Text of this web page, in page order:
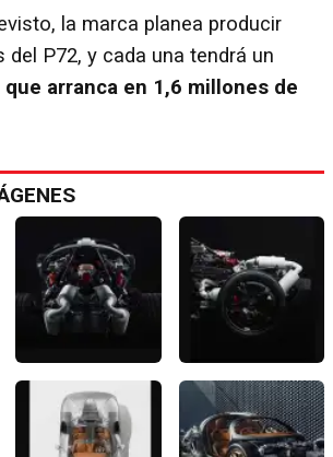
la marca planea producir
del P72, y cada una tendrá un
arranca en 1,6 millones de